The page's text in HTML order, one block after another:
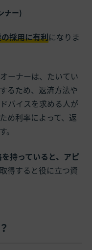
ナー)
採用に有利になりま
ーナーは、たいてい
るため、返済方法や
バイスを求める人が
め利率によって、返
持っていると、アピ
得すると役に立つ資